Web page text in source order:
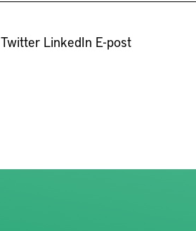
Twitter LinkedIn E-post